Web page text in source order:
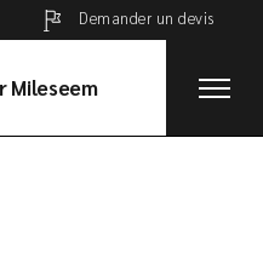
Demander un devis
Mileseem